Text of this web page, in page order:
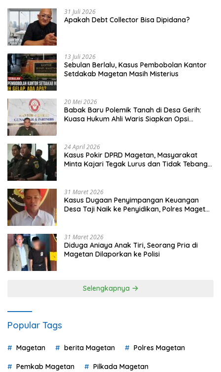
31 Juli 2026
Apakah Debt Collector Bisa Dipidana?
13 Juli 2026
Sebulan Berlalu, Kasus Pembobolan Kantor
Setdakab Magetan Masih Misterius
20 Mei 2026
Babak Baru Polemik Tanah di Desa Gerih:
Kuasa Hukum Ahli Waris Siapkan Opsi
24 April 2026
Kasus Pokir DPRD Magetan, Masyarakat
Minta Kajari Tegak Lurus dan Tidak Tebang
31 Maret 2026
Kasus Dugaan Penyimpangan Keuangan
Desa Taji Naik ke Penyidikan, Polres Magetan
31 Maret 2026
Diduga Aniaya Anak Tiri, Seorang Pria di
Magetan Dilaporkan ke Polisi
Selengkapnya
Popular Tags
Magetan berita Magetan Polres Magetan
Pemkab Magetan Pilkada Magetan